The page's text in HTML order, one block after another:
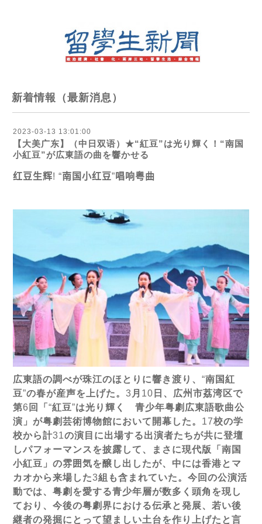
新着情報（最新消息）
2023-03-13 13:01:00
【大美广东】（中日双语）★“紅豆”は光り輝く！“南国
小紅豆”が広東語の曲を響かせる
红豆生辉! “南国小红豆”唱响粤曲
広東語の調べが珠江のほとりに響き渡り、 “南国紅
豆”の春が産声を上げた。 3 月 10 日、広州市荔湾区で
第6 回「 “紅豆”は光り輝く 青少年粤劇広東語歌曲公
演」が粤劇芸術博物館において開幕した。 17校の学
校から計31の演目に出場する出演者たちが共に登壇
しパフォーマンスを披露して、まさに現代版「南国
小紅豆」の雰囲気を醸し出したが、中には香港とマ
カオから来場した3組も含まれていた。今回の公演活
動では、粤劇を愛する青少年層が数多く頭角を現し
ており、今後の粤劇界における伝承と発展、若い後
継者の発掘にとって望ましい土台を作り上げたと言